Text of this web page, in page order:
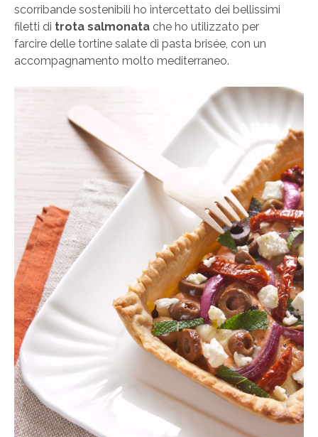
scorribande sostenibili ho intercettato dei bellissimi
filetti di trota salmonata che ho utilizzato per
farcire delle tortine salate di pasta brisée, con un
accompagnamento molto mediterraneo.